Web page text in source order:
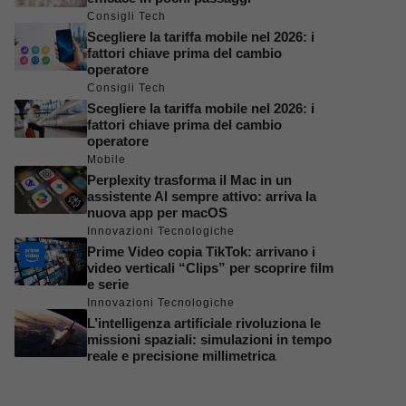
Consigli Tech
Scegliere la tariffa mobile nel 2026: i
fattori chiave prima del cambio
operatore
Consigli Tech
Scegliere la tariffa mobile nel 2026: i
fattori chiave prima del cambio
operatore
Mobile
Perplexity trasforma il Mac in un
assistente AI sempre attivo: arriva la
nuova app per macOS
Innovazioni Tecnologiche
Prime Video copia TikTok: arrivano i
video verticali “Clips” per scoprire film
e serie
Innovazioni Tecnologiche
L’intelligenza artificiale rivoluziona le
missioni spaziali: simulazioni in tempo
reale e precisione millimetrica